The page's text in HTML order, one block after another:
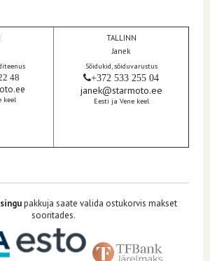
48
keel
TALLINN
Janek
Sõidukid, sõiduvarustus
+372 533 255 04
janek@starmoto.ee
Eesti ja Vene keel
pakkuja saate valida ostukorvis makset
sooritades.